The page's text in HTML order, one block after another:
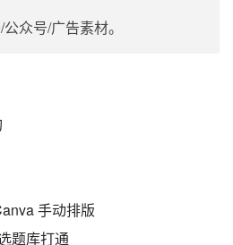
众号/广告素材。
手动排版
题库打通